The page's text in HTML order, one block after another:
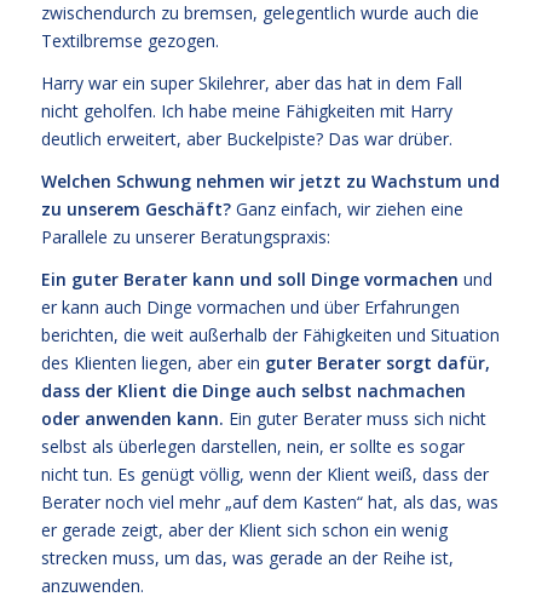
zwischendurch zu bremsen, gelegentlich wurde auch die
Textilbremse gezogen.
Harry war ein super Skilehrer, aber das hat in dem Fall
nicht geholfen. Ich habe meine Fähigkeiten mit Harry
deutlich erweitert, aber Buckelpiste? Das war drüber.
Welchen Schwung nehmen wir jetzt zu Wachstum und
zu unserem Geschäft?Ganz einfach, wir ziehen eine
Parallele zu unserer Beratungspraxis:
Ein guter Berater kann und soll Dinge vormachen und
er kann auch Dinge vormachen und über Erfahrungen
berichten, die weit außerhalb der Fähigkeiten und Situation
des Klienten liegen, aber ein guter Berater sorgt dafür,
dass der Klient die Dinge auch selbst nachmachen
oder anwenden kann. Ein guter Berater muss sich nicht
selbst als überlegen darstellen, nein, er sollte es sogar
nicht tun. Es genügt völlig, wenn der Klient weiß, dass der
Berater noch viel mehr „auf dem Kasten“ hat, als das, was
er gerade zeigt, aber der Klient sich schon ein wenig
strecken muss, um das, was gerade an der Reihe ist,
anzuwenden.